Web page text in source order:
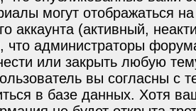
могут отображаться
аккаунта (активный,
что администраторы
или закрыть любую
вы согласны с
в базе данных. Хотя